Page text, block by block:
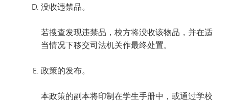
没收违禁品。
若搜查发现违禁品，校方将没收该物品，并在适
当情况下移交司法机关作最终处置。
政策的发布。
本政策的副本将印制在学生手册中，或通过学校